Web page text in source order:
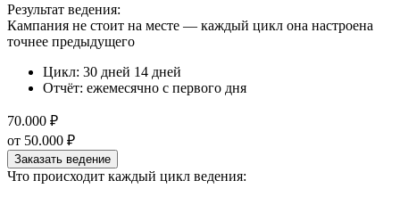
Результат ведения:
Кампания не стоит на месте — каждый цикл она настроена
точнее предыдущего
Цикл: 30 дней 14 дней
Отчёт: ежемесячно с первого дня
70.000 ₽
от 50.000 ₽
Заказать ведение
Что происходит каждый цикл ведения: